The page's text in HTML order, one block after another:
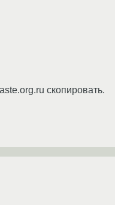
скопировать.